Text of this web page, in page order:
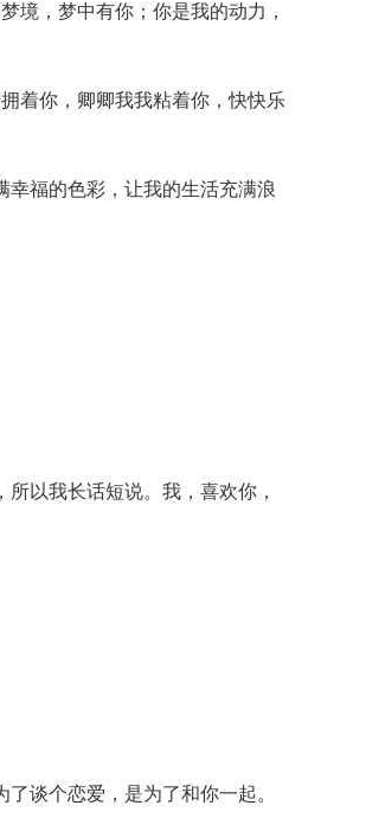
境，梦中有你；你是我的动力，
着你，卿卿我我粘着你，快快乐
幸福的色彩，让我的生活充满浪
以我长话短说。我，喜欢你，
谈个恋爱，是为了和你一起。